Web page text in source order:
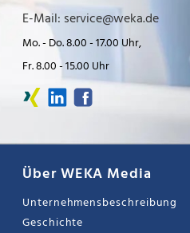
Über WEKA Media
Unternehmensbeschreibung
Geschichte
E-Mail: service@weka.de
Mo. - Do. 8.00 - 17.00 Uhr,
Fr. 8.00 - 15.00 Uhr